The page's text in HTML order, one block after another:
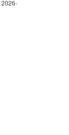
2026-